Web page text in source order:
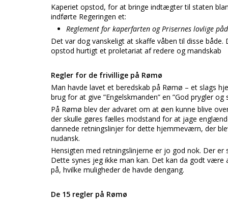
Kaperiet opstod, for at bringe indtægter til staten
indførte Regeringen et:
Reglement for kaperfarten og Prisernes lovlige
Det var dog vanskeligt at skaffe våben til disse
opstod hurtigt et proletariat af redere og mandskab
Regler for de frivillige på Rømø
Man havde lavet et beredskab på Rømø – et slags
brug for at give ”Engelskmanden” en ”God prygler og
På Rømø blev der advaret om at øen kunne blive
der skulle gøres fælles modstand for at jage
dannede retningslinjer for dette hjemmeværn, der
nudansk.
Hensigten med retningslinjerne er jo god nok. Der
Dette synes jeg ikke man kan. Det kan da godt
på, hvilke muligheder de havde dengang.
De 15 regler på Rømø